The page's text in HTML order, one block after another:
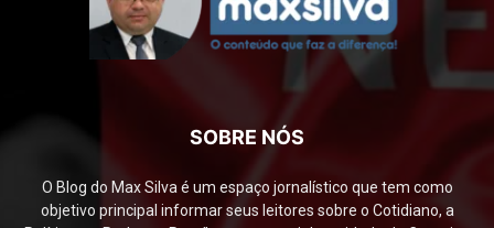
SOBRE NÓS
O Blog do Max Silva é um espaço jornalístico que tem como
objetivo principal informar seus leitores sobre o Cotidiano, a